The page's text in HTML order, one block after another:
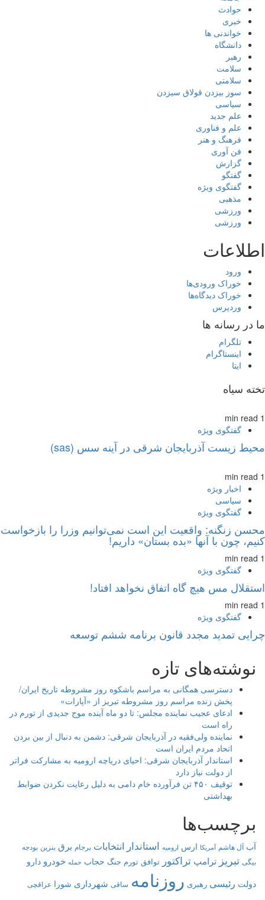
حوادث
خبری
خواندنی ها
دانشگاه
رهبر
سلامت
سلامتی
سوز بیزدن قولاق سیزدن
سیاسی
علم جدید
علم و فناوری
فرهنگ و هنر
فن آوری
گزارش
گفتگو
گفتگوی ویژه
مذهبی
ورزشی
ورزشی
اطلاعات
ورود
خوراک ورودی‌ها
خوراک دیدگاه‌ها
وردپرس
ما در رسانه ها
تلگرام
اینستاگرام
ایتا
تخته سیاه
1 min read
گفتگوی ویژه
محیط زیست آذربایجان شرقی در آینه سس (sas)
1 min read
اخبار ویژه
سیاسی
گفتگوی ویژه
محسن زنگنه: واقعیت این است نمی‌توانیم وزرا را بازخواست
کنیم، چون با آنها «بده بستان» داریم!
1 min read
گفتگوی ویژه
استقلال مس هیچ گاه اتفاق نخواهد افتاد!
1 min read
گفتگوی ویژه
چرایی تمدید مجدد قانون برنامه ششم توسعه
نوشته‌های تازه
دسترسی همگانی به مراسم باشکوه روز مشروطه تاریخ ایران/
پخش زنده مراسم روز مشروطه تبریز از «آپارات»
ادعای عجیب نماینده مجلس: تا دو ماه آینده موج جدیدی از تورم در
راه است
نماینده ولی‌فقیه در آذربایجان شرقی: دشمن به دنبال از بین بردن
اتحاد مردم ایران است
استاندار آذربایجان شرقی: احیای دریاچه ارومیه به مشارکت فراتر
از دولت نیاز دارد
توقیف ۴۵۰ تن فرآورده خام دامی به دلیل رعایت نکردن ضوابط
بهداشتی
برچسب‌ها
آب آل هاشم آمریکا ارس ارومیه استاندار انتخابات برجام برق بنزین بودجه
بیگی تبریز ترامپ تراکتور توافق تورم جنگ حجاب حمله خودرو دارو
دولت رئیسی رهبری روزنامه ساقی شهرداری شورا عراقچی